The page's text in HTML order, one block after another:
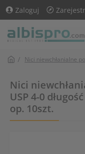
Zaloguj
Nici niewchłanialne
Nici
USP 4-0
op. 10szt.